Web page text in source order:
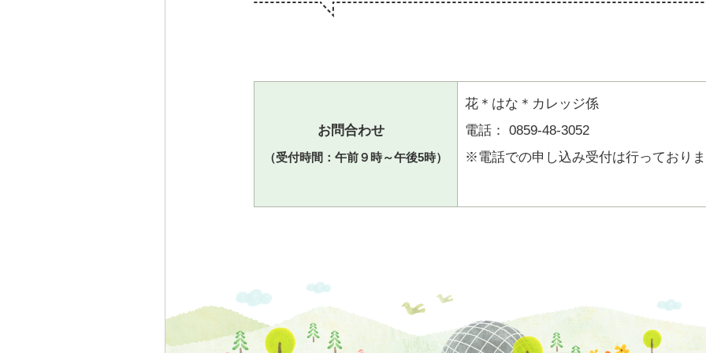
お問合わせ
（受付時間：午前９時～午後5時）
花＊はな＊カレッジ係
電話： 0859-48-3052
※電話での申し込み受付は行っており